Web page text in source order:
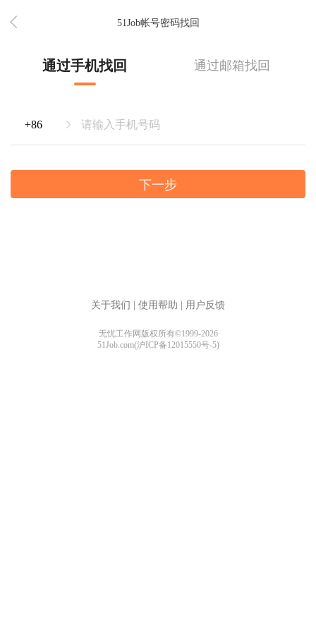
51Job帐号密码找回
通过手机找回 通过邮箱找回
下一步
关于我们 使用帮助 用户反馈
无忧工作网版权所有©1999-2026
51Job.com(沪ICP备12015550号-5)